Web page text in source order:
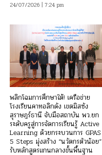
24/07/2026 | 7:24 pm
พลิกโฉมการศึกษาใต้! เครือข่าย
โรงเรียนคาทอลิกดัง เขตมิสซัง
สุราษฎร์ธานี จับมือสถาบัน พว.ยก
ระดับครูสู่การจัดการเรียนรู้ Active
Learning ด้วยกระบวนการ GPAS
5 Steps มุ่งสร้าง “นวัตกรตัวน้อย”
รับหลักสูตรแกนกลางขั้นพื้นฐาน